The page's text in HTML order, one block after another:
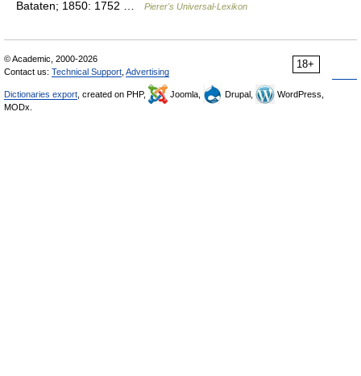
Bataten; 1850: 1752 …
Pierer's Universal-Lexikon
18+
© Academic, 2000-2026
Contact us: Technical Support Advertising
Dictionaries export , created on PHP, Joomla, Drupal,
WordPress,
MODx.